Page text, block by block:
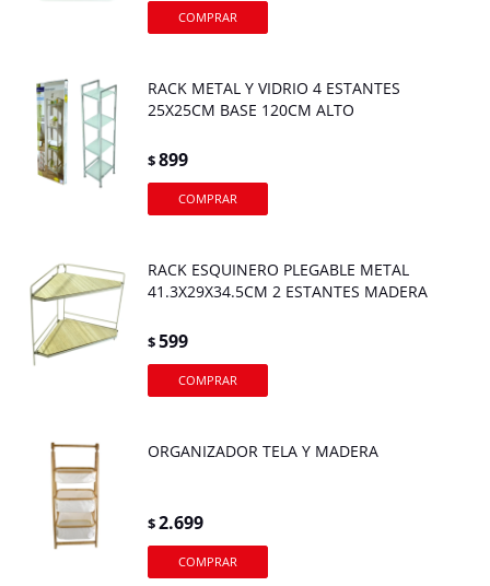
RACK METAL Y VIDRIO 4 ESTANTES
25X25CM BASE 120CM ALTO
$899
RACK ESQUINERO PLEGABLE METAL
41.3X29X34.5CM 2 ESTANTES MADERA
$599
ORGANIZADOR TELA Y MADERA
$2.699